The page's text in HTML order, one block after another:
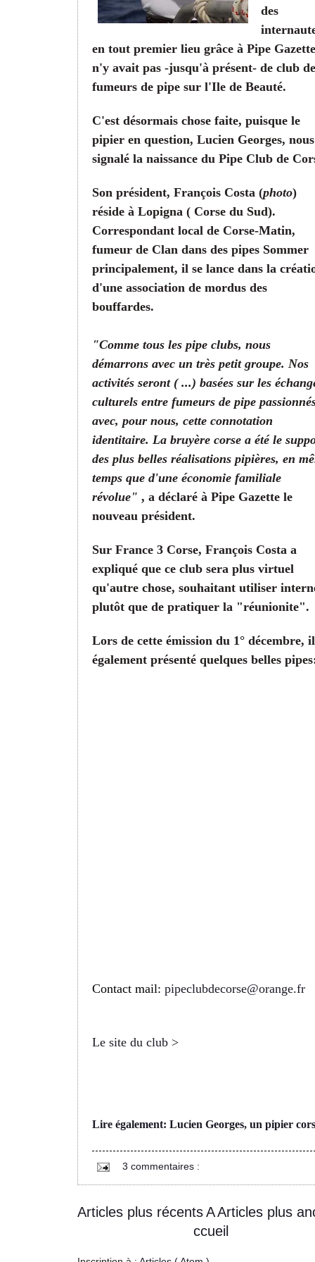
des
en tout premier lieu grâce à Pipe
n'y avait pas -jusqu'à présent- de club de
fumeurs de pipe sur l'Ile de Beauté.
C'est désormais chose faite, puisque le
pipier en question, Lucien Georges,
signalé la naissance du Pipe Club de
Son président, François Costa (photo)
réside à Lopigna ( Corse du Sud).
Correspondant local de Corse-Matin,
fumeur de Clan dans des pipes Sommer
principalement, il se lance dans la
d'une association de mordus des
bouffardes.
"Comme tous les pipe clubs, nous
démarrons avec un très petit groupe. Nos
activités seront ( ...) basées sur les
culturels entre fumeurs de pipe
avec, pour nous, cette connotation
identitaire. La bruyère corse a été le
des plus belles réalisations pipières, en
temps que d'une économie familiale
révolue" , a déclaré à Pipe Gazette le
nouveau président.
Sur France 3 Corse, François Costa a
expliqué que ce club sera plus virtuel
qu'autre chose, souhaitant utiliser
plutôt que de pratiquer la "réunionite".
Lors de cette émission du 1° décembre,
également présenté quelques belles
Contact mail: pipeclubdecorse@orange.fr
Le site du club >
Lire également: Lucien Georges, un pipier
3 commentaires :
Articles plus récents Articles plus
A
ccueil